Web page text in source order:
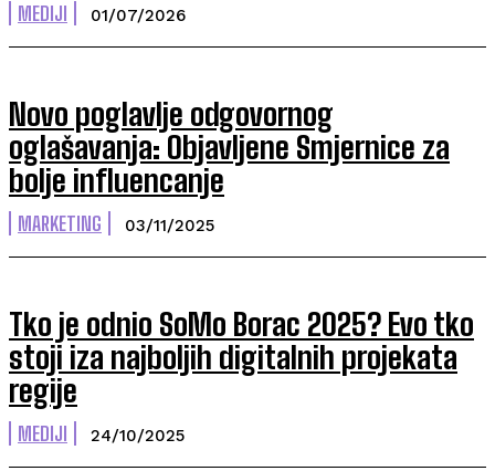
MEDIJI 01/07/2026
Novo poglavlje odgovornog
oglašavanja: Objavljene Smjernice za
bolje influencanje
MARKETING 03/11/2025
Tko je odnio SoMo Borac 2025? Evo tko
stoji iza najboljih digitalnih projekata
regije
MEDIJI 24/10/2025